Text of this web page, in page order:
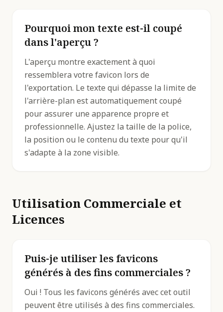
Pourquoi mon texte est-il coupé
dans l'aperçu ?
L'aperçu montre exactement à quoi
ressemblera votre favicon lors de
l'exportation. Le texte qui dépasse la limite de
l'arrière-plan est automatiquement coupé
pour assurer une apparence propre et
professionnelle. Ajustez la taille de la police,
la position ou le contenu du texte pour qu'il
s'adapte à la zone visible.
Utilisation Commerciale et
Licences
Puis-je utiliser les favicons
générés à des fins commerciales ?
Oui ! Tous les favicons générés avec cet outil
peuvent être utilisés à des fins commerciales.